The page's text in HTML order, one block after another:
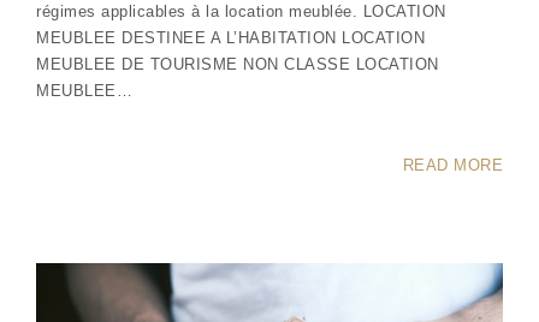
régimes applicables à la location meublée. LOCATION
MEUBLEE DESTINEE A L’HABITATION LOCATION
MEUBLEE DE TOURISME NON CLASSE LOCATION
MEUBLEE…
READ MORE